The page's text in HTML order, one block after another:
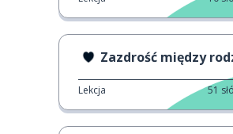
Zazdrość między
Lekcja 51